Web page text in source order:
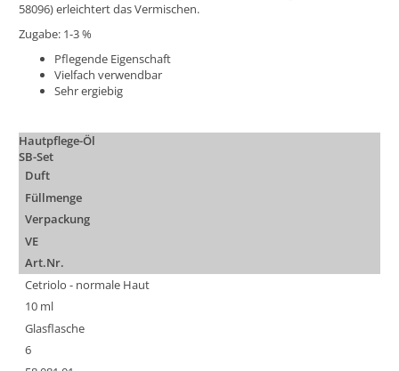
58096) erleichtert das Vermischen.
Zugabe: 1-3 %
Pflegende Eigenschaft
Vielfach verwendbar
Sehr ergiebig
Hautpflege-Öl
SB-Set
Duft
Füllmenge
Verpackung
VE
Art.Nr.
Cetriolo - normale Haut
10 ml
Glasflasche
6